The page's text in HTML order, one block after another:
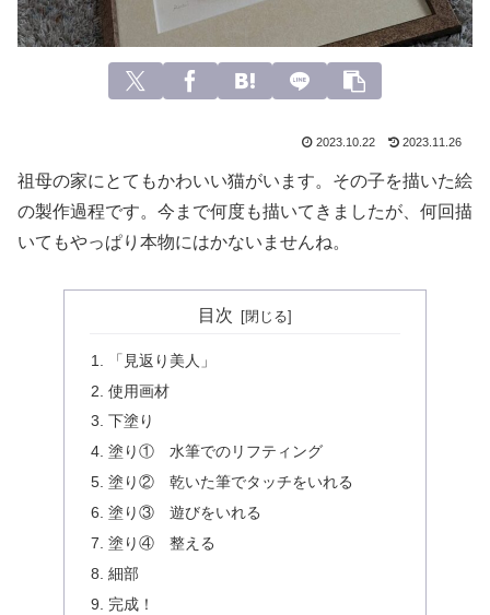
2023.10.22 2023.11.26
祖母の家にとてもかわいい猫がいます。その子を描いた絵
の製作過程です。今まで何度も描いてきましたが、何回描
いてもやっぱり本物にはかないませんね。
目次
「見返り美人」
使用画材
下塗り
塗り① 水筆でのリフティング
塗り② 乾いた筆でタッチをいれる
塗り③ 遊びをいれる
塗り④ 整える
細部
完成！